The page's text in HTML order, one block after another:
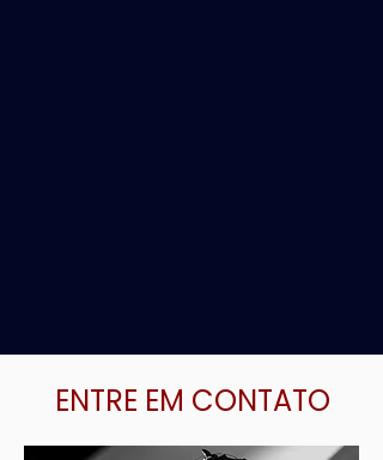
ENTRE EM CONTATO